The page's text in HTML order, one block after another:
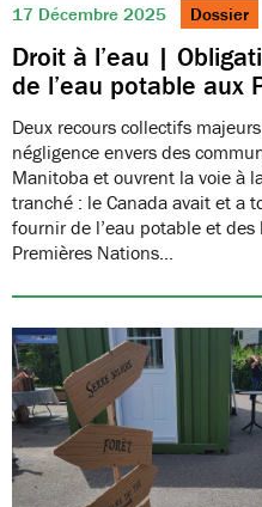
17 Décembre 2025 Dossier
Droit à l’eau |
de l’eau potable aux
Deux recours collectifs
négligence envers des
Manitoba et ouvrent la voie à
tranché : le Canada avait et a
fournir de l’eau potable et
Premières Nations…